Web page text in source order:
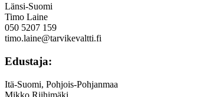
Länsi-Suomi
Timo Laine
050 5207 159
timo.laine@tarvikevaltti.fi
Edustaja:
Itä-Suomi, Pohjois-Pohjanmaa
Mikko Riihimäki